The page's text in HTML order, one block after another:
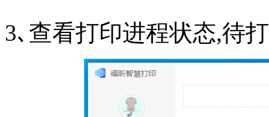
3､查看打印进程状态,待